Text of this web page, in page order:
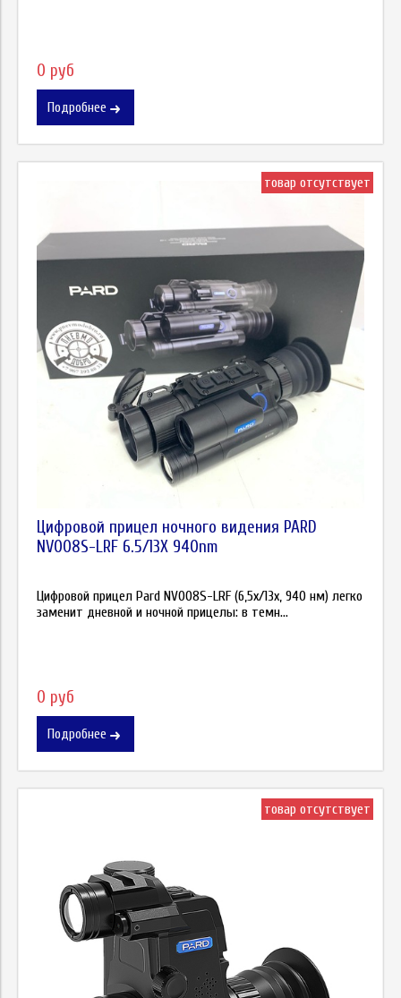
0 руб
Подробнее
товар отсутствует
Цифровой прицел ночного видения PARD
NV008S-LRF 6.5/13X 940nm
Цифровой прицел Pard NV008S-LRF (6,5x/13x, 940 нм) легко
заменит дневной и ночной прицелы: в темн...
0 руб
Подробнее
товар отсутствует